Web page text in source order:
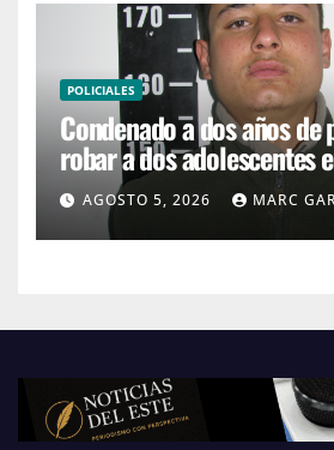
POLICIALES
Condenado a dos años
robar a dos adolescentes
AGOSTO 5, 2026 MARC